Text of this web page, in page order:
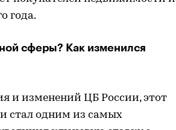
года.
сферы? Как изменился
и изменений ЦБ России, этот
стал одним из самых